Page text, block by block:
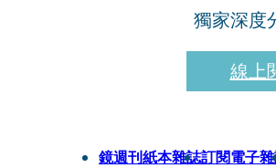
獨家深度
線上
鏡週刊紙本雜誌訂閱電子